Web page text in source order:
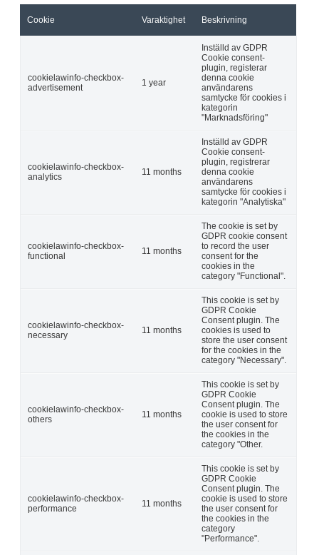
Cookie Varaktighet Beskrivning
cookielawinfo-checkbox-
advertisement
1 year
Inställd av GDPR
Cookie consent-
plugin, registerar
denna cookie
användarens
samtycke för cookies i
kategorin
"Marknadsföring"
cookielawinfo-checkbox-
analytics
11 months
Inställd av GDPR
Cookie consent-
plugin, registrerar
denna cookie
användarens
samtycke för cookies i
kategorin "Analytiska"
cookielawinfo-checkbox-
functional
11 months
The cookie is set by
GDPR cookie consent
to record the user
consent for the
cookies in the
category "Functional".
cookielawinfo-checkbox-
necessary
11 months
This cookie is set by
GDPR Cookie
Consent plugin. The
cookies is used to
store the user consent
for the cookies in the
category "Necessary".
cookielawinfo-checkbox-
others
11 months
This cookie is set by
GDPR Cookie
Consent plugin. The
cookie is used to store
the user consent for
the cookies in the
category "Other.
cookielawinfo-checkbox-
performance
11 months
This cookie is set by
GDPR Cookie
Consent plugin. The
cookie is used to store
the user consent for
the cookies in the
category
"Performance".